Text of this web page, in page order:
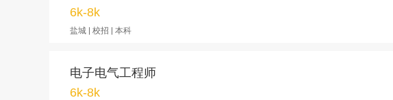
6k-8k
盐城 | 校招 | 本科
电子电气工程师
6k-8k